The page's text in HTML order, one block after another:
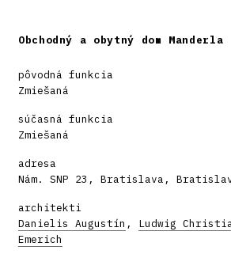
Obchodný a obytný dom Manderla
pôvodná funkcia
Zmiešaná
súčasná funkcia
Zmiešaná
adresa
Nám. SNP 23, Bratislava,
architekti
Danielis Augustín , Ludwig
Emerich